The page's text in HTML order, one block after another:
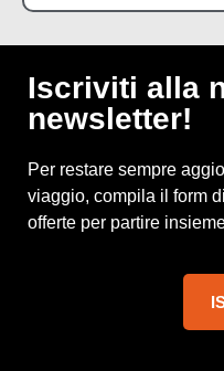
Iscriviti alla
newsletter!
Per restare sempre
viaggio, compila il form
offerte per partire